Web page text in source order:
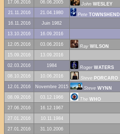
17.06.2016
06.06.2005 John WESLEY
21.11.2016
21.04.1980 Pete TOWNSHEND
16.11.2016
Juin 1982
13.10.2016
16.09.2016
12.05.2016
03.06.2016 Ray WILSON
15.09.2016
13.09.2016
02.03.2016
1984 Roger WATERS
08.10.2016
10.06.2016 Steve PORCARO
12.01.2016
Novembre 2015 Steve WYNN
08.09.2016
03.12.1966 The WHO
27.06.2016
16.12.1967
27.01.2016
10.11.1984
27.01.2016
31.10.2006